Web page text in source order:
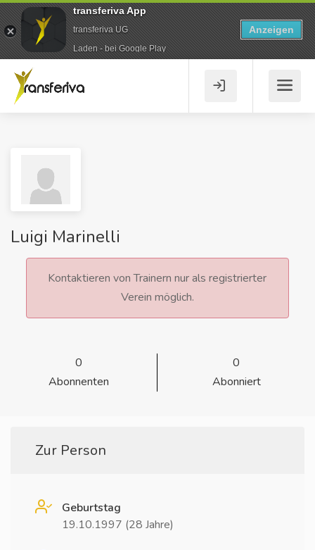
Luigi Marinelli
Kontaktieren von Trainern nur als registrierter
Verein möglich.
0
Abonnenten
0
Abonniert
Zur Person
Geburtstag
19.10.1997 (28 Jahre)
transferiva App
transferiva UG
Laden - bei Google Play
Anzeigen